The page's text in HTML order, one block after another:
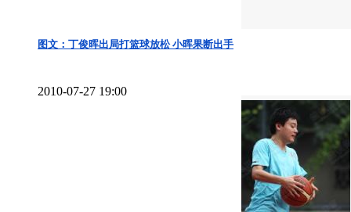
图文：丁俊晖出局打篮球放松 小晖果断出手
2010-07-27 19:00